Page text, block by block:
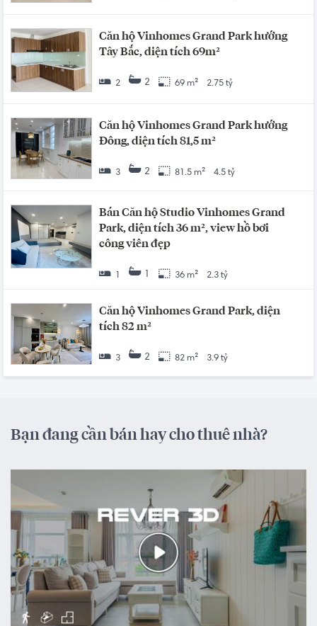
Căn hộ Vinhomes Grand Park hướng
Tây Bắc, diện tích 69m²
2 2 69 m² 2.75 tỷ
Căn hộ Vinhomes Grand Park hướng
Đông, diện tích 81,5 m²
3 2 81.5 m² 4.5 tỷ
Bán Căn hộ Studio Vinhomes Grand
Park, diện tích 36 m², view hồ bơi
công viên đẹp
1 36 m² 2.3 tỷ
Căn hộ Vinhomes Grand Park, diện
tích 82 m²
3 2 82 m² 3.9 tỷ
Bạn đang cần bán hay cho thuê nhà?